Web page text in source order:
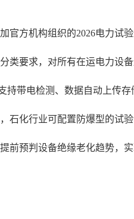
官方机构组织的2026电力试
要求，对所有在运电力设备
持带电检测、数据自动上传存
石化行业可配置防爆型的试
前预判设备绝缘老化趋势，实